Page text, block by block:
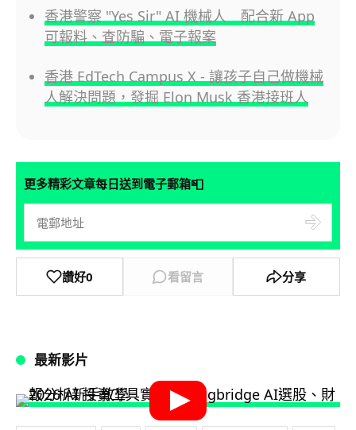
香港警察 "Yes Sir" AI 機械人 配合新 App
可報料、查防騙、電子報案
香港 EdTech Campus X - 讓孩子自己做機械
人解決問題，發掘 Elon Musk 香港接班人
更多精彩文章每日送到電子郵箱📮
讚好0 看留言 分享
最新影片